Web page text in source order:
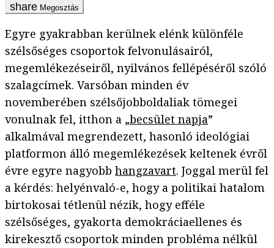
Megosztás
Egyre gyakrabban kerülnek elénk különféle
szélsőséges csoportok felvonulásairól,
megemlékezéseiről, nyilvános fellépéséről szóló
szalagcímek. Varsóban minden év
novemberében szélsőjobboldaliak tömegei
vonulnak fel, itthon a „becsület napja”
alkalmával megrendezett, hasonló ideológiai
platformon álló megemlékezések keltenek évről
évre egyre nagyobb hangzavart. Joggal merül fel
a kérdés: helyénvaló-e, hogy a politikai hatalom
birtokosai tétlenül nézik, hogy efféle
szélsőséges, gyakorta demokráciaellenes és
kirekesztő csoportok minden probléma nélkül